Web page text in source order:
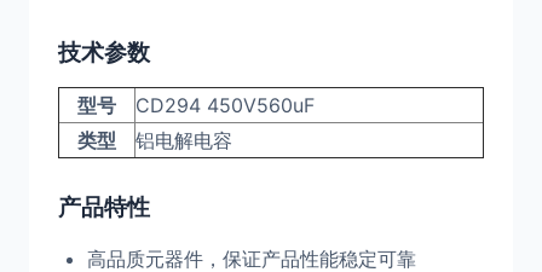
技术参数
型号
CD294 450V560uF
类型
铝电解电容
产品特性
高品质元器件，保证产品性能稳定可靠